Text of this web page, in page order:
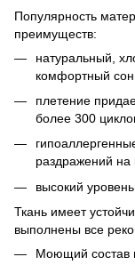
Популярность
преимуществ:
натуральный,
комфортный
плетение
более 300
раздражений на
высокий
Ткань имеет
выполнены все
Моющий состав